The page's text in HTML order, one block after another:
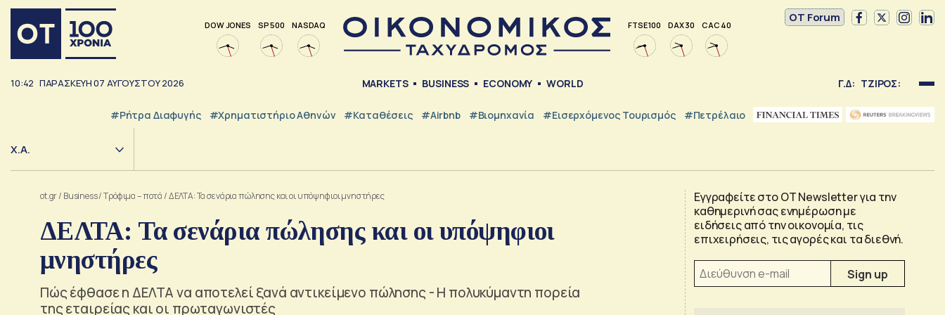
DOW JONES SP 500 NASDAQ FTSE 100 DAX 30 CAC 40
OT Forum
10:42 ΠΑΡΑΣΚΕΥΗ07 ΑΥΓΟΥΣΤΟΥ2026 MARKETS BUSINESS ECONOMY WORLD Γ.Δ: ΤΖΙΡΟΣ:
#ρήτρα Διαφυγής #Χρηματιστήριο Αθηνών #Καταθέσεις #Airbnb #Βιομηχανία #εισερχόμενος Τουρισμός #Πετρέλαιο
Χ.Α.
ot.gr/ Business/Τρόφιμα – ποτά /ΔΕΛΤΑ: Τα σενάρια πώλησης και οι υπόψηφιοι μνηστήρες
ΔΕΛΤΑ: Τα σενάρια πώλησης και οι υπόψηφιοι
μνηστήρες
Πώς έφθασε η ΔΕΛΤΑ να αποτελεί ξανά αντικείμενο πώλησης - Η πολυκύμαντη πορεία
της εταιρείας και οι πρωταγωνιστές
Εγγραφείτε στο OT Newsletter για την
καθημερινή σας ενημέρωση με
ειδήσεις από την οικονομία, τις
επιχειρήσεις, τις αγορές και τα διεθνή.